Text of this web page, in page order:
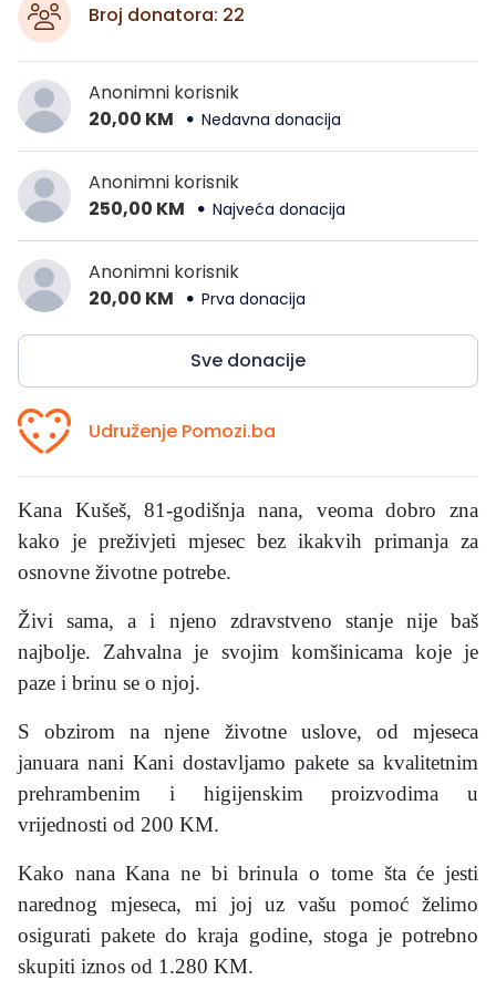
Broj donatora: 22
Anonimni korisnik
20,00 KM
Nedavna donacija
Anonimni korisnik
250,00 KM
Najveća donacija
Anonimni korisnik
20,00 KM
Prva donacija
Sve donacije
Udruženje Pomozi.ba
Kana Kušeš, 81-godišnja nana, veoma dobro zna
kako je preživjeti mjesec bez ikakvih primanja za
osnovne životne potrebe.
Živi sama, a i njeno zdravstveno stanje nije baš
najbolje. Zahvalna je svojim komšinicama koje je
paze i brinu se o njoj.
S obzirom na njene životne uslove, od mjeseca
januara nani Kani dostavljamo pakete sa kvalitetnim
prehrambenim i higijenskim proizvodima u
vrijednosti od 200 KM.
Kako nana Kana ne bi brinula o tome šta će jesti
narednog mjeseca, mi joj uz vašu pomoć želimo
osigurati pakete do kraja godine, stoga je potrebno
skupiti iznos od 1.280 KM.